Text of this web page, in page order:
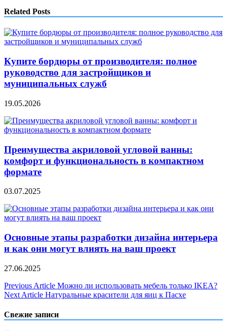
Related Posts
Купите бордюры от производителя: полное
руководство для застройщиков и
муниципальных служб
19.05.2026
Преимущества акриловой угловой ванны:
комфорт и функциональность в компактном
формате
03.07.2025
Основные этапы разработки дизайна интерьера
и как они могут влиять на ваш проект
27.06.2025
Навигация
по
записям
Previous Article Можно ли использовать мебель только IKEA?
Next Article Натуральные красители для яиц к Пасхе
Свежие записи